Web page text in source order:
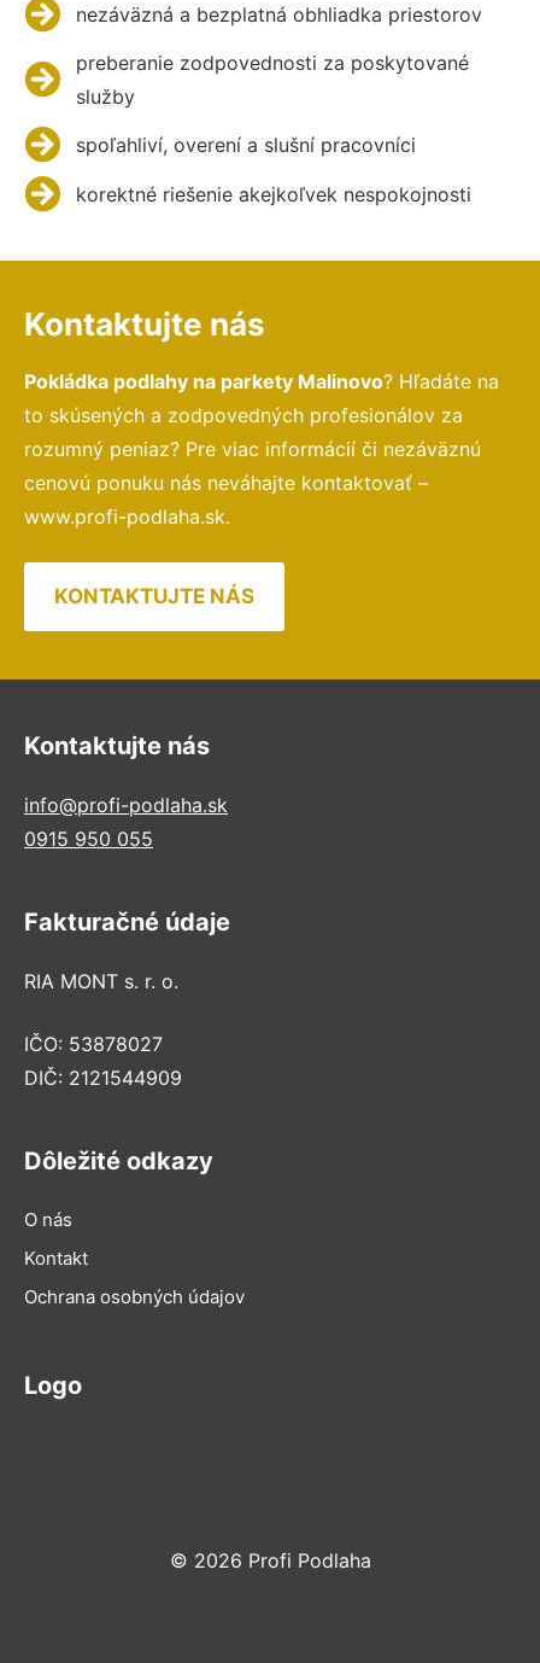
nezáväzná a bezplatná obhliadka priestorov
preberanie zodpovednosti za poskytované
služby
spoľahliví, overení a slušní pracovníci
korektné riešenie akejkoľvek nespokojnosti
Kontaktujte nás
Pokládka podlahy na parkety Malinovo? Hľadáte na
to skúsených a zodpovedných profesionálov za
rozumný peniaz? Pre viac informácií či nezáväznú
cenovú ponuku nás neváhajte kontaktovať –
www.profi-podlaha.sk.
KONTAKTUJTE NÁS
Kontaktujte nás
info@profi-podlaha.sk
0915 950 055
Fakturačné údaje
RIA MONT s. r. o.
IČO: 53878027
DIČ: 2121544909
Dôležité odkazy
O nás
Kontakt
Ochrana osobných údajov
Logo
© 2026 Profi Podlaha